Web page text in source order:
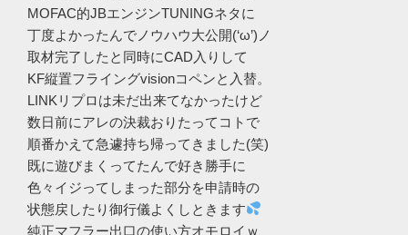
MOFAC的JBエンジンTUNINGネタに
丁度よかったんでノウハウ大公開(‘ω’)ノ
取材完了したと同時にCAD入りして
KF縦置フライングvisionコペンと入替。
LINKリプロは未だ出来てなかったけど
数日前にアレの決裁おりたってコトで
順番かえて急遽持ち帰ってきました(笑)
既に遊びまくってたんで好き勝手に
色々イジってしまった部分を申請時の
状態戻したり御行儀よくしときます
純正マフラー出口の使い方オモロイｗ